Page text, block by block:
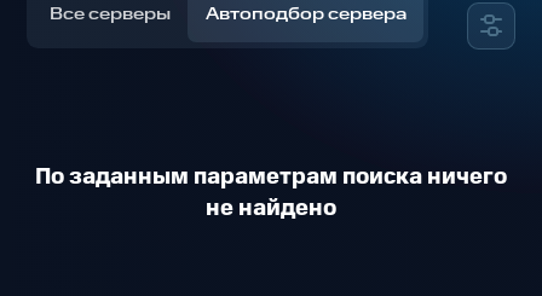
Все серверы Автоподбор сервера
По заданным параметрам поиска ничего
не найдено